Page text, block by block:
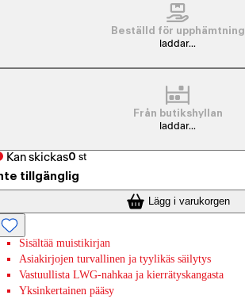
Beställd för upphämtning
laddar...
Från butikshyllan
laddar...
Kan skickas0 st
tillgänglig
Lägg i varukorgen
Sisältää muistikirjan
Asiakirjojen turvallinen ja tyylikäs säilytys
Vastuullista LWG-nahkaa ja kierrätyskangasta
Yksinkertainen pääsy